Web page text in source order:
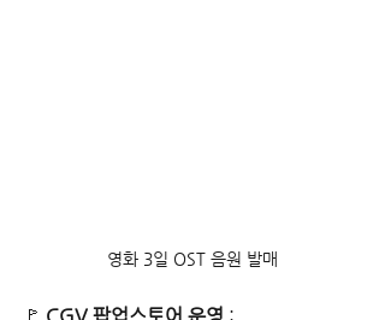
영화 3일 OST 음원 발매